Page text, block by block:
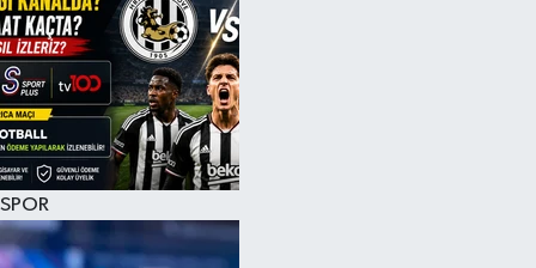
SPOR